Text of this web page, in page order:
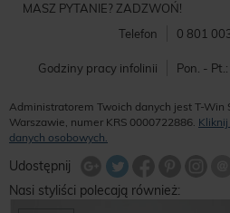
MASZ PYTANIE? ZADZWOŃ!
Telefon
0 801
Godziny pracy infolinii Pon. -
Administratorem Twoich danych jest T-Win
Warszawie, numer KRS 0000722886.
danych osobowych.
Udostępnij
Share Facebook
Udostępnij na
Udostępnij
Nasi styliści polecają również: